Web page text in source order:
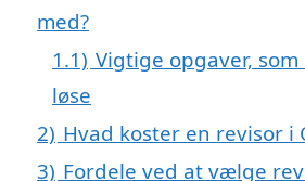
med?
1.1) Vigtige opgaver,
løse
2) Hvad koster en revisor i
3) Fordele ved at vælge